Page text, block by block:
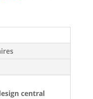
central